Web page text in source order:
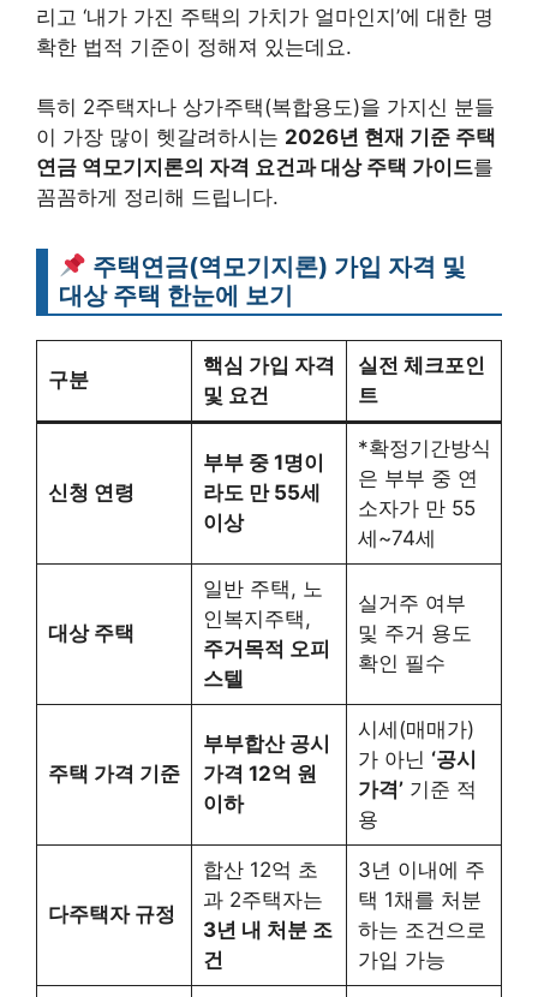
리고 ‘내가 가진 주택의 가치가 얼마인지’에 대한 명
확한 법적 기준이 정해져 있는데요.
특히 2주택자나 상가주택(복합용도)을 가지신 분들
이 가장 많이 헷갈려하시는 2026년 현재 기준 주택
연금 역모기지론의 자격 요건과 대상 주택 가이드를
꼼꼼하게 정리해 드립니다.
주택연금(역모기지론) 가입 자격 및
대상 주택 한눈에 보기
구분
핵심 가입 자격
및 요건
실전 체크포인
트
신청 연령
부부 중 1명이
라도 만 55세
이상
*확정기간방식
은 부부 중 연
소자가 만 55
세~74세
대상 주택
일반 주택, 노
인복지주택,
주거목적 오피
스텔
실거주 여부
및 주거 용도
확인 필수
주택 가격 기준
부부합산 공시
가격 12억 원
이하
시세(매매가)
가 아닌 ‘공시
가격’기준 적
용
다주택자 규정
합산 12억 초
과 2주택자는
3년 내 처분 조
건
3년 이내에 주
택 1채를 처분
하는 조건으로
가입 가능